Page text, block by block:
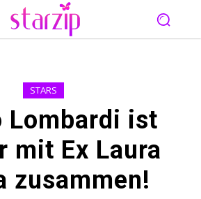
STARS
Lombardi ist
mit Ex Laura
zusammen!